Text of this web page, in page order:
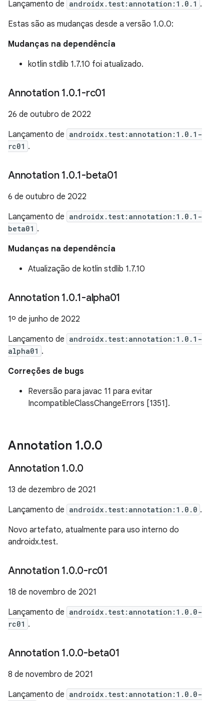
Lançamento de androidx.test:annotation:1.0.1 .
Estas são as mudanças desde a versão 1.0.0:
Mudanças na dependência
kotlin stdlib 1.7.10 foi atualizado.
Annotation 1.0.1-rc01
26 de outubro de 2022
Lançamento de androidx.test:annotation:1.0.1-
rc01 .
Annotation 1.0.1-beta01
6 de outubro de 2022
Lançamento de androidx.test:annotation:1.0.1-
beta01 .
Mudanças na dependência
Atualização de kotlin stdlib 1.7.10
Annotation 1.0.1-alpha01
1º de junho de 2022
Lançamento de androidx.test:annotation:1.0.1-
alpha01 .
Correções de bugs
Reversão para javac 11 para evitar
IncompatibleClassChangeErrors [1351].
Annotation 1.0.0
Annotation 1.0.0
13 de dezembro de 2021
Lançamento de androidx.test:annotation:1.0.0 .
Novo artefato, atualmente para uso interno do
androidx.test.
Annotation 1.0.0-rc01
18 de novembro de 2021
Lançamento de androidx.test:annotation:1.0.0-
rc01 .
Annotation 1.0.0-beta01
8 de novembro de 2021
Lançamento de androidx.test:annotation:1.0.0-